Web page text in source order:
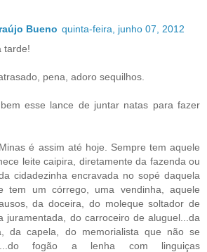
Bueno quinta-feira, junho 07, 2012
tarde!
pena, adoro sequilhos.
esse lance de juntar natas para fazer
é assim até hoje. Sempre tem aquele
leite caipira, diretamente da fazenda ou
cidadezinha encravada no sopé daquela
tem um córrego, uma vendinha, aquele
da doceira, do moleque soltador de
juramentada, do carroceiro de aluguel...da
da capela, do memorialista que não se
fogão a lenha com linguiças